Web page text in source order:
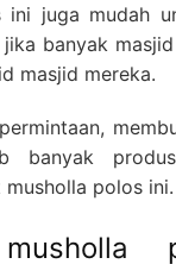
ini juga mudah
banyak
masjid mereka.
banyak
polos ini.
musholla